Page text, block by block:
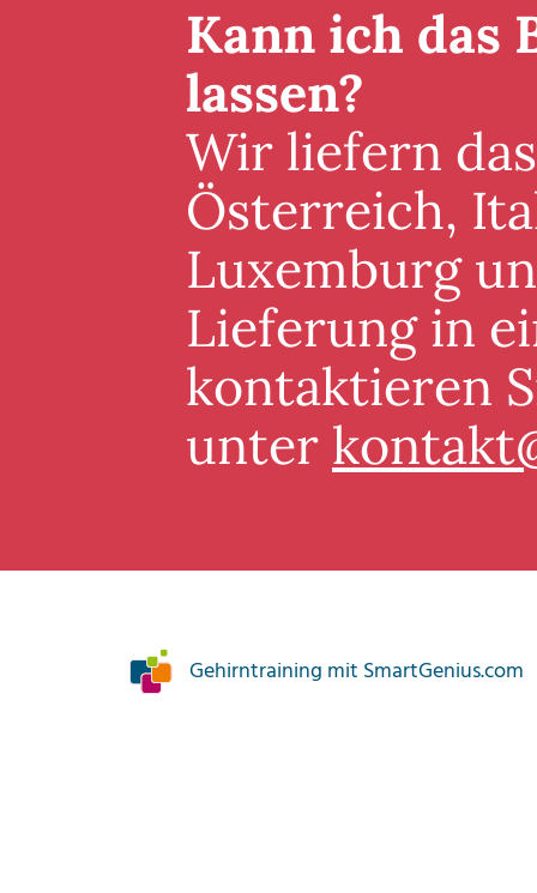
Kann ich das
lassen?
Wir liefern
Österreich,
Luxemburg
Lieferung in
kontaktieren
unter
Gehirntraining mit SmartGenius.com